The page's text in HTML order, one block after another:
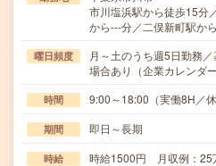
市川塩浜駅から徒歩15分
から---分／二俣新町駅か
曜日頻度
月～土のうち週5日勤務
場合あり（企業カレンダ
時間 9:00～18:00（実働8H／休
期間 即日～長期
時給 時給1500円 月収例：25